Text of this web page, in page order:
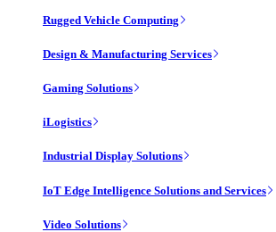
Rugged Vehicle Computing
Design & Manufacturing Services
Gaming Solutions
iLogistics
Industrial Display Solutions
IoT Edge Intelligence Solutions and Services
Video Solutions